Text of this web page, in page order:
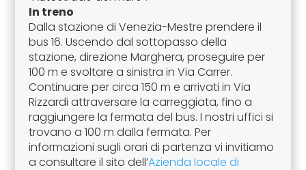
In treno
Dalla stazione di Venezia-Mestre prendere il
bus 16. Uscendo dal sottopasso della
stazione, direzione Marghera, proseguire per
100 m e svoltare a sinistra in Via Carrer.
Continuare per circa 150 m e arrivati in Via
Rizzardi attraversare la carreggiata, fino a
raggiungere la fermata del bus. I nostri uffici si
trovano a 100 m dalla fermata. Per
informazioni sugli orari di partenza vi invitiamo
a consultare il sito dell’Azienda locale di